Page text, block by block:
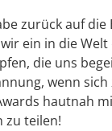
zurück auf die
ein in die
die uns
wenn
hautnah
zu teilen!